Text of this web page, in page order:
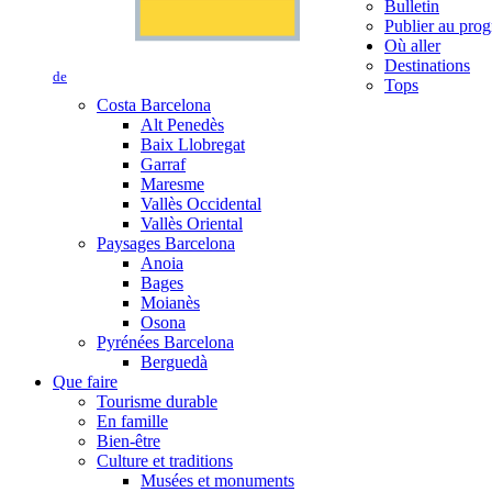
de
Bulletin
Publier au
Où aller
Destinations
Tops
Costa Barcelona
Alt Penedès
Baix Llobregat
Garraf
Maresme
Vallès Occidental
Vallès Oriental
Paysages Barcelona
Anoia
Bages
Moianès
Osona
Pyrénées Barcelona
Berguedà
Que faire
Tourisme durable
En famille
Bien-être
Culture et traditions
Musées et monuments